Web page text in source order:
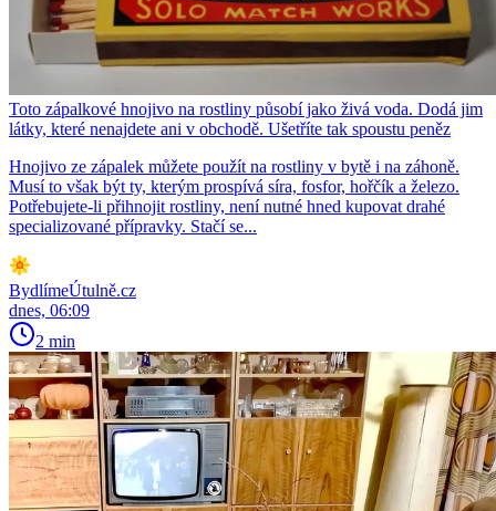
Toto zápalkové hnojivo na rostliny působí jako živá voda. Dodá jim
látky, které nenajdete ani v obchodě. Ušetříte tak spoustu peněz
Hnojivo ze zápalek můžete použít na rostliny v bytě i na záhoně.
Musí to však být ty, kterým prospívá síra, fosfor, hořčík a železo.
Potřebujete-li přihnojit rostliny, není nutné hned kupovat drahé
specializované přípravky. Stačí se...
BydlímeÚtulně.cz
dnes, 06:09
2 min